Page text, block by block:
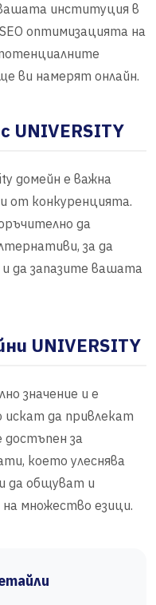
институция в
оптимизацията на
ви намерят онлайн.
домейн е важна
от конкуренцията.
да
за да
да запазите вашата
UNIVERSITY
значение и е
искат да привлекат
достъпен за
което улеснява
да общуват и
множество езици.